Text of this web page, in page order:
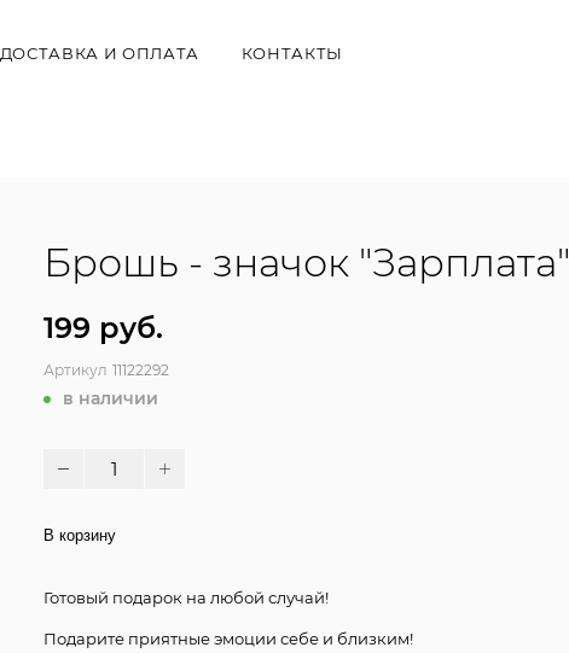
ДОСТАВКА И ОПЛАТА КОНТАКТЫ
Брошь - значок "Зарплата"
199 руб.
Артикул 11122292
в наличии
В корзину
Готовый подарок на любой случай!
Подарите приятные эмоции себе и близким!